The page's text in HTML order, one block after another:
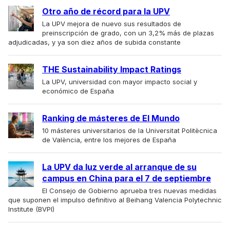
Otro año de récord para la UPV
La UPV mejora de nuevo sus resultados de
preinscripción de grado, con un 3,2% más de plazas
adjudicadas, y ya son diez años de subida constante
THE Sustainability Impact Ratings
La UPV, universidad con mayor impacto social y
económico de España
Ranking de másteres de El Mundo
10 másteres universitarios de la Universitat Politècnica
de València, entre los mejores de España
La UPV da luz verde al arranque de su
campus en China para el 7 de septiembre
El Consejo de Gobierno aprueba tres nuevas medidas
que suponen el impulso definitivo al Beihang Valencia Polytechnic
Institute (BVPI)